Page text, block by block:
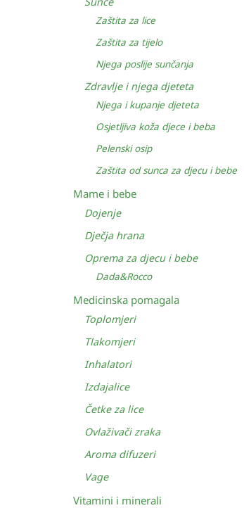
Zaštita za lice
Zaštita za tijelo
Njega poslije sunčanja
Zdravlje i njega djeteta
Njega i kupanje djeteta
Osjetljiva koža djece i beba
Pelenski osip
Zaštita od sunca za djecu i bebe
Mame i bebe
Dojenje
Dječja hrana
Oprema za djecu i bebe
Dada&Rocco
Medicinska pomagala
Toplomjeri
Tlakomjeri
Inhalatori
Izdajalice
Četke za lice
Ovlaživači zraka
Aroma difuzeri
Vage
Vitamini i minerali